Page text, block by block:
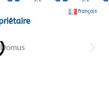
français